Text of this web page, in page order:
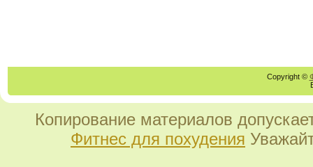
Copyright ©
Копирование материалов
Фитнес для похудения